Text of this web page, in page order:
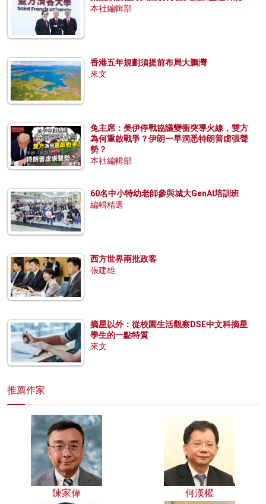
本社編輯部
香港五年規劃須提前布局大鵬灣
來文
兔主席：美伊停戰協議變衝突導火線，雙方
為何重啟戰爭？伊朗一早洞悉特朗普虛張聲
勢？
本社編輯部
60名中小特幼老師參與城大GenAI培訓班
編輯精選
西方世界兩批政客
張建雄
摘星以外：從校園生活觀察DSE中文科摘星
學生的一點特質
來文
推薦作家
陳家偉 何漢權